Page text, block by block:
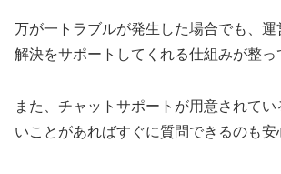
万が一トラブルが発生した場合でも、運
解決をサポートしてくれる仕組みが整っ
また、チャットサポートが用意されて
いことがあればすぐに質問できるのも安